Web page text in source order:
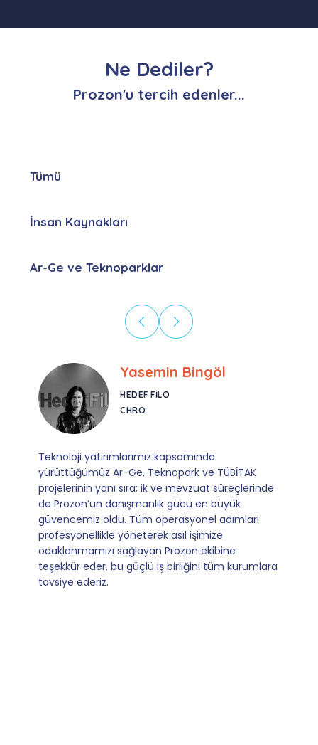
Ne Dediler?
Prozon'u tercih edenler...
Tümü
İnsan Kaynakları
Ar-Ge ve Teknoparklar
Ebru Kural
CORESYS
SATIŞ YÖNETICISI
Mevzuata uyum, başvuru ve izleme adımlarında
sağladıkları kusursuz yönlendirme sayesinde artık
operasyonlarımızı sıfır kaygı ve tam güvenle
yürütüyoruz. İş birliğimizi bizim için asıl değerli
kılan ise; ihtiyaç duyduğumuz her an ulaşılabilir
olmaları ve sorularımıza aldığımız hızlı geri
dönüşler.